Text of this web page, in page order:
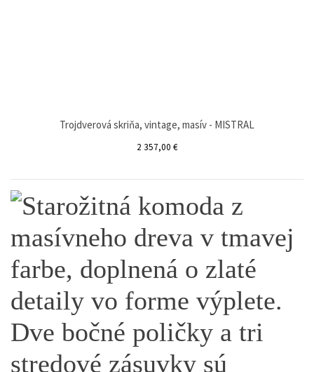
Trojdverová skriňa, vintage, masív - MISTRAL
2 357,00 €